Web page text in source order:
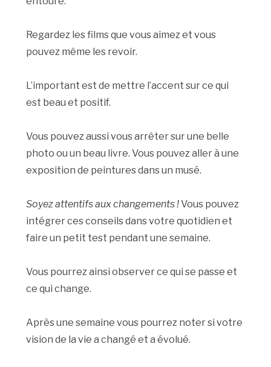
Regardez les films que vous aimez et vous
pouvez même les revoir.
L’important est de mettre l’accent sur ce qui
est beau et positif.
Vous pouvez aussi vous arrêter sur une belle
photo ou un beau livre. Vous pouvez aller à une
exposition de peintures dans un musé.
Soyez attentifs aux changements !Vous pouvez
intégrer ces conseils dans votre quotidien et
faire un petit test pendant une semaine.
Vous pourrez ainsi observer ce qui se passe et
ce qui change.
Après une semaine vous pourrez noter si votre
vision de la vie a changé et a évolué.